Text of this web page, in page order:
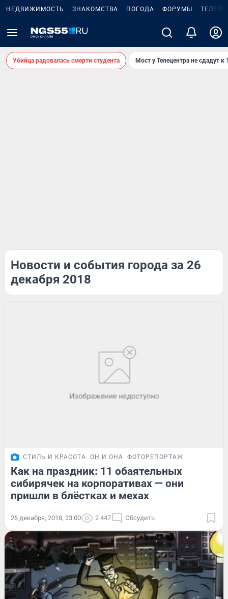
НЕДВИЖИМОСТЬ ЗНАКОМСТВА ПОГОДА ФОРУМЫ
Убийца радовалась смерти студента Мост у Телецентра не сдадут к
Новости и события города за 26
декабря 2018
СТИЛЬ И КРАСОТА ОН И ОНА ФОТОРЕПОРТАЖ
Как на праздник: 11 обаятельных
сибирячек на корпоративах — они
пришли в блёстках и мехах
26 декабря, 2018, 23:00 2 447 Обсудить